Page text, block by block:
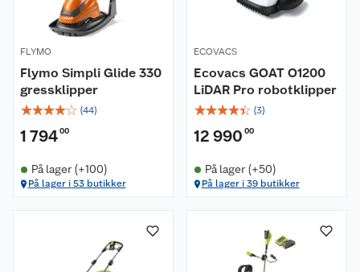
FLYMO
Flymo Simpli Glide 330
gressklipper
☆☆☆☆☆ (44)
1 79400
På lager (+100)
På lager i 53 butikker
ECOVACS
Ecovacs GOAT O1200
LiDAR Pro robotklipper
☆☆☆☆☆ (3)
12 990 00
På lager (+50)
På lager i 39 butikker